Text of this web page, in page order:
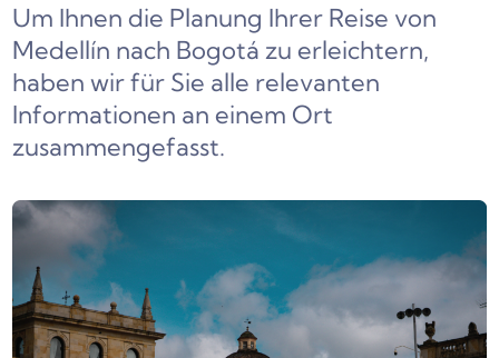
Um Ihnen die Planung Ihrer Reise von
Medellín nach Bogotá zu erleichtern,
haben wir für Sie alle relevanten
Informationen an einem Ort
zusammengefasst.